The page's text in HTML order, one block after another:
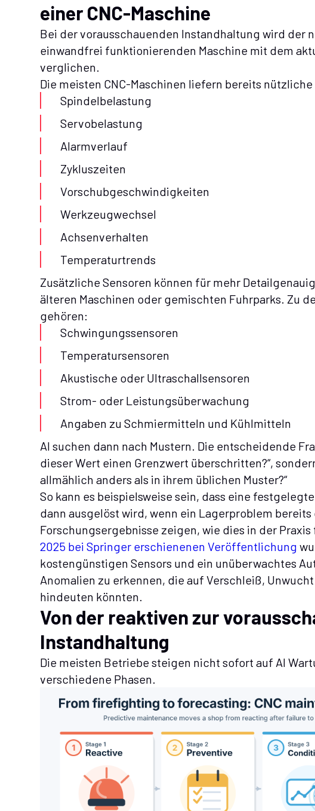
einer CNC-Maschine
Bei der vorausschauenden Instandhaltung wird der
einwandfrei funktionierenden Maschine mit dem
verglichen.
Die meisten CNC-Maschinen liefern bereits
Spindelbelastung
Servobelastung
Alarmverlauf
Zykluszeiten
Vorschubgeschwindigkeiten
Werkzeugwechsel
Achsenverhalten
Temperaturtrends
Zusätzliche Sensoren können für mehr
älteren Maschinen oder gemischten Fuhrparks. Zu
gehören:
Schwingungssensoren
Temperatursensoren
Akustische oder Ultraschallsensoren
Strom- oder Leistungsüberwachung
Angaben zu Schmiermitteln und Kühlmitteln
AI suchen dann nach Mustern. Die entscheidende
dieser Wert einen Grenzwert überschritten?“,
allmählich anders als in ihrem üblichen Muster?“
So kann es beispielsweise sein, dass eine
dann ausgelöst wird, wenn ein Lagerproblem
Forschungsergebnisse zeigen, wie dies in der
2025 bei Springer erschienenen Veröffentlichung
kostengünstigen Sensors und ein unüberwachtes
Anomalien zu erkennen, die auf Verschleiß,
hindeuten könnten.
Von der reaktiven zur
Instandhaltung
Die meisten Betriebe steigen nicht sofort auf AI
verschiedene Phasen.